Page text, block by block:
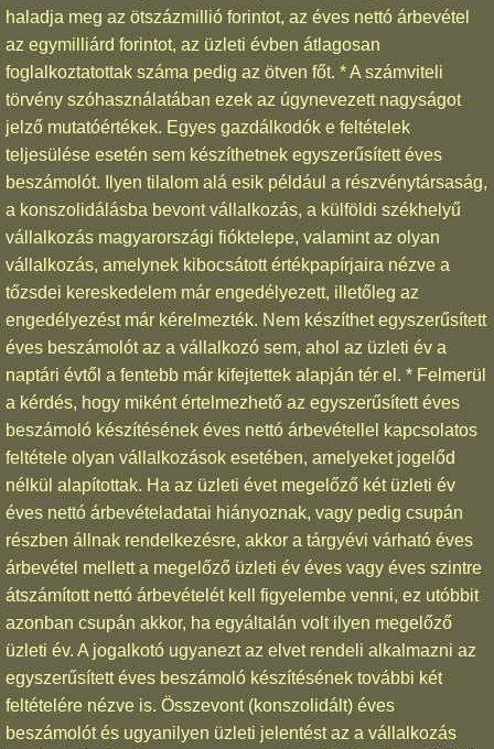
haladja meg az ötszázmillió forintot, az éves nettó árbevétel
az egymilliárd forintot, az üzleti évben átlagosan
foglalkoztatottak száma pedig az ötven főt. * A számviteli
törvény szóhasználatában ezek az úgynevezett nagyságot
jelző mutatóértékek. Egyes gazdálkodók e feltételek
teljesülése esetén sem készíthetnek egyszerűsített éves
beszámolót. Ilyen tilalom alá esik például a részvénytársaság,
a konszolidálásba bevont vállalkozás, a külföldi székhelyű
vállalkozás magyarországi fióktelepe, valamint az olyan
vállalkozás, amelynek kibocsátott értékpapírjaira nézve a
tőzsdei kereskedelem már engedélyezett, illetőleg az
engedélyezést már kérelmezték. Nem készíthet egyszerűsített
éves beszámolót az a vállalkozó sem, ahol az üzleti év a
naptári évtől a fentebb már kifejtettek alapján tér el. * Felmerül
a kérdés, hogy miként értelmezhető az egyszerűsített éves
beszámoló készítésének éves nettó árbevétellel kapcsolatos
feltétele olyan vállalkozások esetében, amelyeket jogelőd
nélkül alapítottak. Ha az üzleti évet megelőző két üzleti év
éves nettó árbevételadatai hiányoznak, vagy pedig csupán
részben állnak rendelkezésre, akkor a tárgyévi várható éves
árbevétel mellett a megelőző üzleti év éves vagy éves szintre
átszámított nettó árbevételét kell figyelembe venni, ez utóbbit
azonban csupán akkor, ha egyáltalán volt ilyen megelőző
üzleti év. A jogalkotó ugyanezt az elvet rendeli alkalmazni az
egyszerűsített éves beszámoló készítésének további két
feltételére nézve is. Összevont (konszolidált) éves
beszámolót és ugyanilyen üzleti jelentést az a vállalkozás